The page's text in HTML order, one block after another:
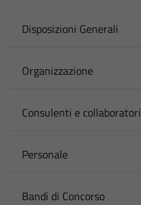
Disposizioni Generali
Organizzazione
Consulenti e collaboratori
Personale
Bandi di Concorso